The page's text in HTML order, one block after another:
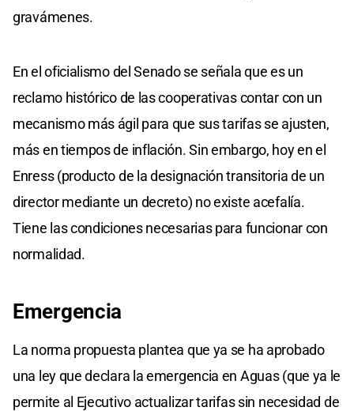
gravámenes.
En el oficialismo del Senado se señala que es un
reclamo histórico de las cooperativas contar con un
mecanismo más ágil para que sus tarifas se ajusten,
más en tiempos de inflación. Sin embargo, hoy en el
Enress (producto de la designación transitoria de un
director mediante un decreto) no existe acefalía.
Tiene las condiciones necesarias para funcionar con
normalidad.
Emergencia
La norma propuesta plantea que ya se ha aprobado
una ley que declara la emergencia en Aguas (que ya le
permite al Ejecutivo actualizar tarifas sin necesidad de